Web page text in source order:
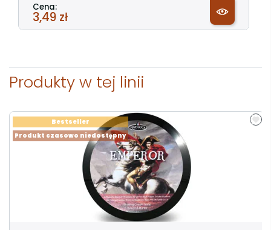
Cena:
3,49 zł
Produkty w tej linii
Produkt czasowo niedostępny
Bestseller